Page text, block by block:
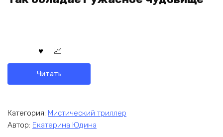
Читать
Категория: Мистический триллер
Автор: Екатерина Юдина